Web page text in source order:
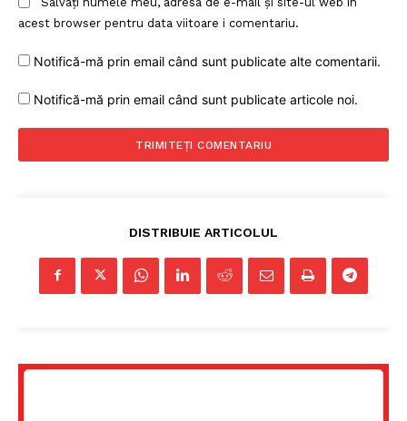
acest browser pentru data viitoare i comentariu.
Notifică-mă prin email când sunt publicate alte comentarii.
Notifică-mă prin email când sunt publicate articole noi.
DISTRIBUIE ARTICOLUL